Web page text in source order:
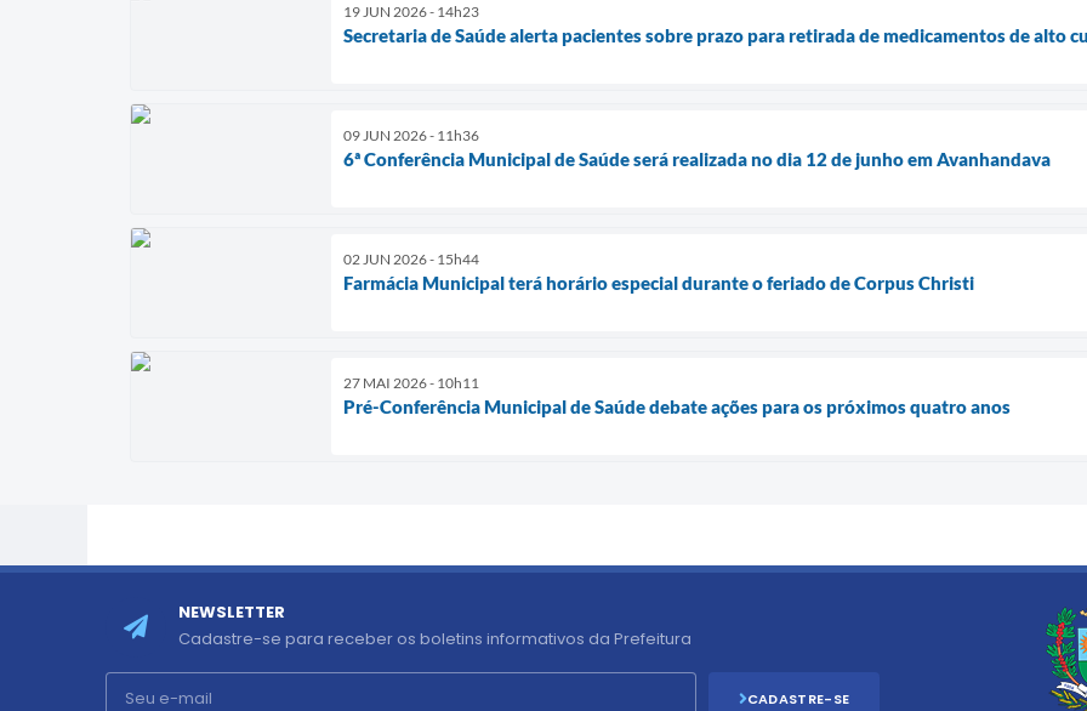
19 JUN 2026 - 14h23
Secretaria de Saúde alerta pacientes sobre prazo para retirada de medicamentos de alto
09 JUN 2026 - 11h36
6ª Conferência Municipal de Saúde será realizada no dia 12 de junho em Avanhandava
02 JUN 2026 - 15h44
Farmácia Municipal terá horário especial durante o feriado de Corpus Christi
27 MAI 2026 - 10h11
Pré-Conferência Municipal de Saúde debate ações para os próximos quatro anos
NEWSLETTER
Cadastre-se para receber os boletins informativos da Prefeitura
CADASTRE-SE